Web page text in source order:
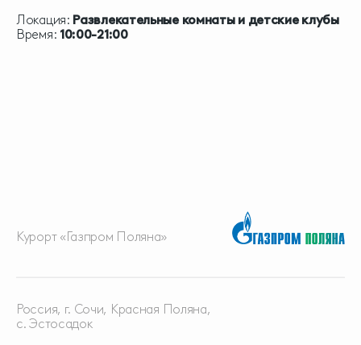
Локация: Развлекательные комнаты и детские клубы
Время: 10:00-21:00
Курорт «Газпром Поляна»
Россия, г. Сочи, Красная Поляна,
с. Эстосадок